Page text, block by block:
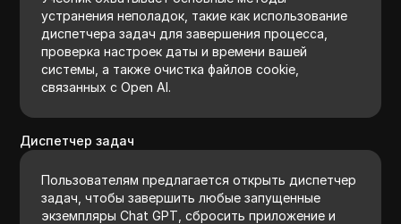
устранения неполадок, такие как использование
диспетчера задач для завершения процесса,
проверка настроек даты и времени вашей
системы, а также очистка файлов cookie,
связанных с Open AI.
Диспетчер задач
Пользователям предлагается открыть диспетчер
задач, чтобы завершить любые запущенные
экземпляры Chat GPT, сбросить приложение и